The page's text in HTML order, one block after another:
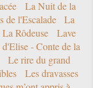
La Nuit de la
de l'Escalade
La
La Rôdeuse
Lave
- Conte de la
Le rire du grand
Les dravasses